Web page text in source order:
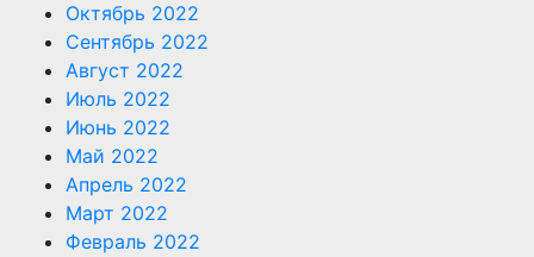
Октябрь 2022
Сентябрь 2022
Август 2022
Июль 2022
Июнь 2022
Май 2022
Апрель 2022
Март 2022
Февраль 2022